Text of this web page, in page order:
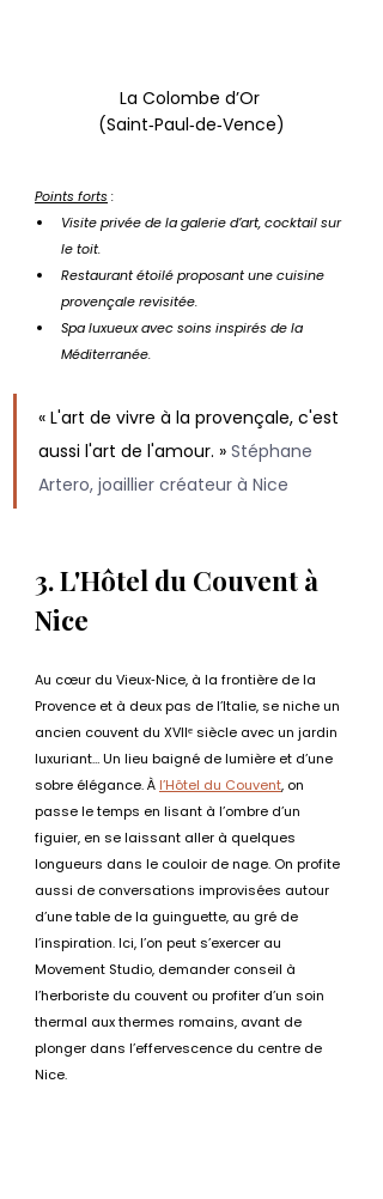
La Colombe d’Or
(Saint‑Paul‑de‑Vence)
Points forts :
Visite privée de la galerie d’art, cocktail sur
le toit.
Restaurant étoilé proposant une cuisine
provençale revisitée.
Spa luxueux avec soins inspirés de la
Méditerranée.
« L'art de vivre à la provençale, c'est
aussi l'art de l'amour. » Stéphane
Artero, joaillier créateur à Nice
3. L'Hôtel du Couvent à
Nice
Au cœur du Vieux‑Nice, à la frontière de la
Provence et à deux pas de l’Italie, se niche un
ancien couvent du XVIIᵉ siècle avec un jardin
luxuriant… Un lieu baigné de lumière et d’une
sobre élégance. À l’Hôtel du Couvent, on
passe le temps en lisant à l’ombre d’un
figuier, en se laissant aller à quelques
longueurs dans le couloir de nage. On profite
aussi de conversations improvisées autour
d’une table de la guinguette, au gré de
l’inspiration. Ici, l’on peut s’exercer au
Movement Studio, demander conseil à
l’herboriste du couvent ou profiter d’un soin
thermal aux thermes romains, avant de
plonger dans l’effervescence du centre de
Nice.